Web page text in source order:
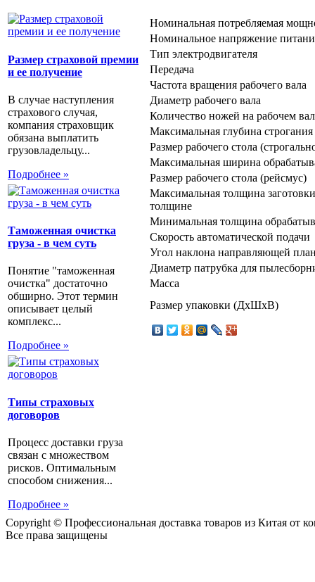
Размер страховой премии
и ее получение
В случае наступления
страхового случая,
компания страховщик
обязана выплатить
грузовладельцу...
Подробнее »
Таможенная очистка
груза - в чем суть
Понятие "таможенная
очистка" достаточно
обширно. Этот термин
описывает целый
комплекс...
Подробнее »
Типы страховых
договоров
Процесс доставки груза
связан с множеством
рисков. Оптимальным
способом снижения...
Подробнее »
Номинальная потребляемая
Номинальное напряжение
Тип электродвигателя
Передача
Частота вращения рабочего вала
Диаметр рабочего вала
Количество ножей на рабочем
Максимальная глубина
Размер рабочего стола
Максимальная ширина
Размер рабочего стола (рейсмус)
Максимальная толщина
толщине
Минимальная толщина
Скорость автоматической подачи
Угол наклона направляющей
Диаметр патрубка для
Масса
Размер упаковки (ДхШхВ)
Copyright © Профессиональная доставка товаров из Китая от
Все права защищены